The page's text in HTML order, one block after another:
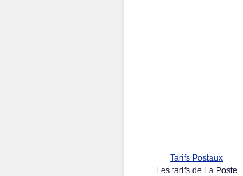
Tarifs Postaux
Les tarifs de La Poste